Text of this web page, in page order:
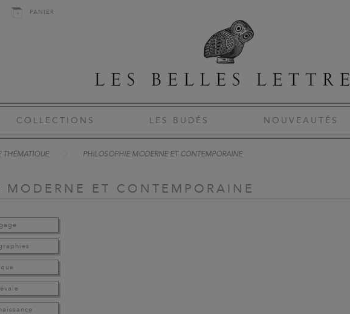
PANIER
COLLECTIONS LES BUDÉS NOUVEAUTÉS
THÉMATIQUE PHILOSOPHIE MODERNE ET CONTEMPORAINE
MODERNE ET CONTEMPORAINE